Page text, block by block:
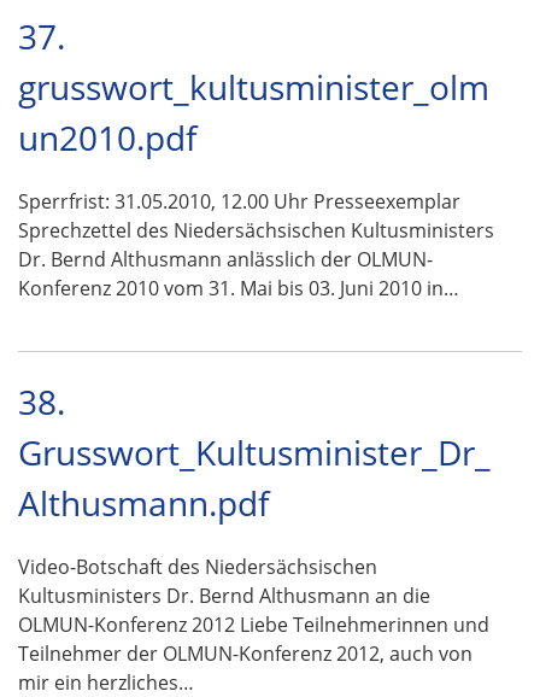
37.
grusswort_kultusminister_olm
un2010.pdf
Sperrfrist: 31.05.2010, 12.00 Uhr Presseexemplar
Sprechzettel des Niedersächsischen Kultusministers
Dr. Bernd Althusmann anlässlich der OLMUN-
Konferenz 2010 vom 31. Mai bis 03. Juni 2010 in…
38.
Grusswort_Kultusminister_Dr_
Althusmann.pdf
Video-Botschaft des Niedersächsischen
Kultusministers Dr. Bernd Althusmann an die
OLMUN-Konferenz 2012 Liebe Teilnehmerinnen und
Teilnehmer der OLMUN-Konferenz 2012, auch von
mir ein herzliches…